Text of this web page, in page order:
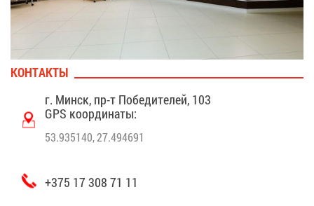
КОН­ТАК­ТЫ
г. Минск, пр-т По­бе­ди­те­лей, 103
GPS ко­ор­ди­на­ты:
53.935140, 27.494691
+375 17 308 71 11